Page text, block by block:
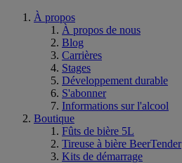
À propos
À propos de nous
Blog
Carrières
Stages
Développement durable
S'abonner
Informations sur l'alcool
Boutique
Fûts de bière 5L
Tireuse à bière BeerTender
Kits de démarrage